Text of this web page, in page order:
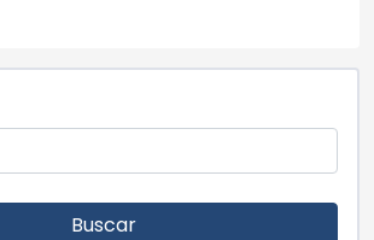
Buscar